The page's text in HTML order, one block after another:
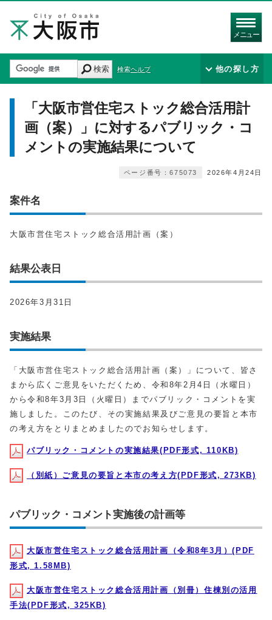
メニュー
検索 検索ヘルプ 他の探し方
「大阪市営住宅ストック総合活用計
画（案）」に対するパブリック・コ
メントの実施結果について
2026年4月24日
ページ番号：675073
案件名
大阪市営住宅ストック総合活用計画（案）
結果公表日
2026年3月31日
実施結果
「大阪市営住宅ストック総合活用計画（案）」について、皆さ
まから広くご意見をいただくため、令和8年2月4日（水曜日）
から令和8年3月3日（火曜日）までパブリック・コメントを実
施しました。このたび、その実施結果及びご意見の要旨と本市
の考え方をとりまとめましたのでお知らせします。
パブリック・コメントの実施結果(PDF形式, 110KB)
（別紙）ご意見の要旨と本市の考え方(PDF形式, 273KB)
パブリック・コメント実施後の計画等
大阪市営住宅ストック総合活用計画（令和8年3月）(PDF
形式, 1.58MB)
大阪市営住宅ストック総合活用計画（別冊）住棟別の活用
手法(PDF形式, 325KB)